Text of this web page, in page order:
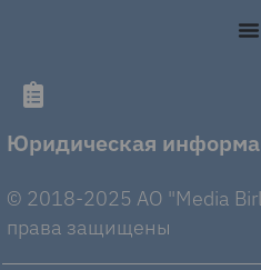
Юридическая
© 2018-2025 AO "Media
права защищены